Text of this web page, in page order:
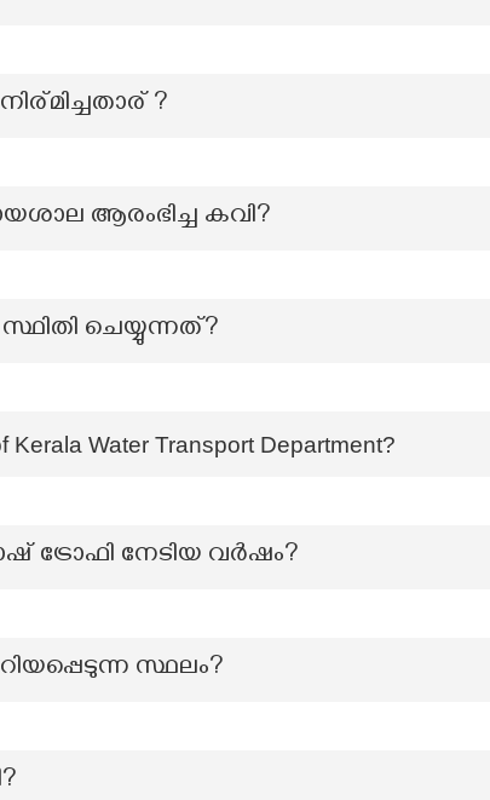
?
ആരംഭിച്ച കവി?
ചെയ്യുന്നത്?
Kerala Water Transport Department?
ട്രോഫി നേടിയ വർഷം?
സ്ഥലം?